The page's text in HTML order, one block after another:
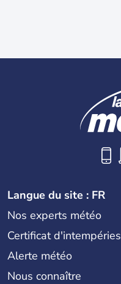
Langue du site : FR
Nos experts météo
Certificat d'intempéries
Alerte météo
Nous connaître